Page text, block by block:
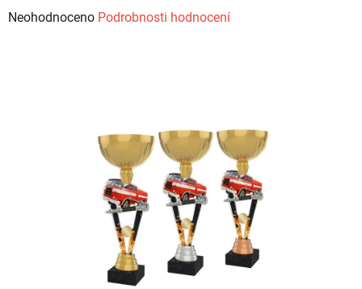
Průměrné
Neohodnoceno Podrobnosti hodnocení